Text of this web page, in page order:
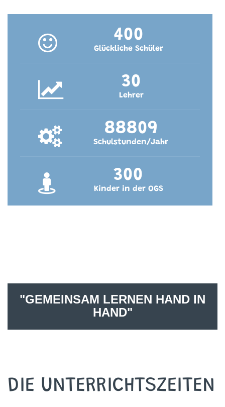
400
Glückliche Schüler
30
Lehrer
88809
Schulstunden/Jahr
300
Kinder in der OGS
"GEMEINSAM LERNEN HAND IN
HAND"
DIE UNTERRICHTSZEITEN